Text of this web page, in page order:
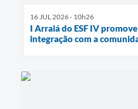
16 JUL 2026 - 10h26
I Arraiá do ESF IV
integração com a